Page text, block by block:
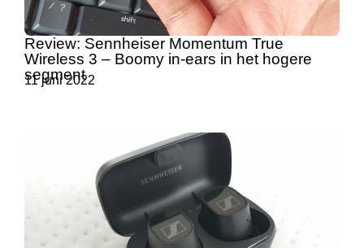
Review: Sennheiser Momentum True
Wireless 3 – Boomy in-ears in het hogere
segment
11 juni 2022